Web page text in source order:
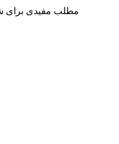
مطلب مفیدی برای